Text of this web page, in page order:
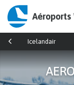
Aéroports
Icelandair